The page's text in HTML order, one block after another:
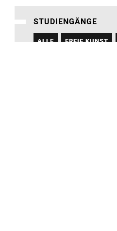
STUDIENGÄNGE
ALLE FREIE KUNST